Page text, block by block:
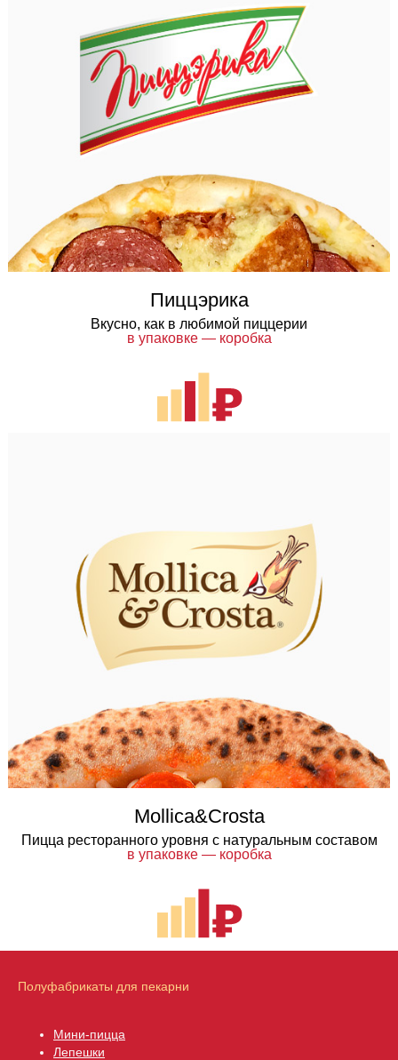
Mollica&Crosta
Пицца ресторанного уровня с натуральным составом
в упаковке — коробка
Пиццэрика
Вкусно, как в любимой пиццерии
в упаковке — коробка
Полуфабрикаты для пекарни
Мини-пицца
Лепешки